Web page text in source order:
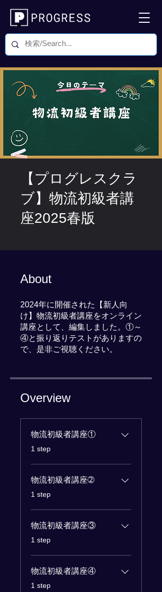
【プログレスクラ
ブ】物流初級者講
座2025春版
About
2024年に開催された【新人向
け】物流初級者講座をオンライン
講座として、編集しました。①～
④と振り返りテストがありますの
で、是非ご視聴ください。
Overview
物流初級者講座①
.1 step
物流初級者講座➁
.1 step
物流初級者講座③
.1 step
物流初級者講座④
.1 step